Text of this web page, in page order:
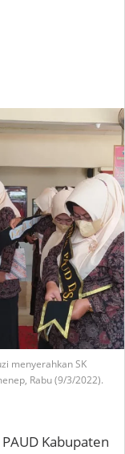
menyerahkan SK
Rabu (9/3/2022).
Kabupaten